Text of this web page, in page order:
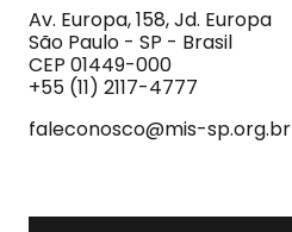
Imagem
e
do
Som
Av. Europa, 158, Jd. Europa
São Paulo - SP - Brasil
CEP 01449-000
+55 (11) 2117-4777
faleconosco@mis-sp.org.br